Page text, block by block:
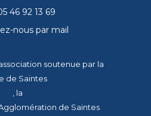
46 92 13 69
nous par mail
soutenue par la
de Saintes
, la
de Saintes